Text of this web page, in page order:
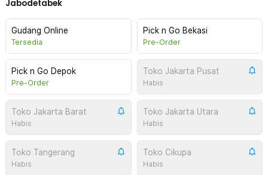
Jabodetabek
Gudang Online
Tersedia
Pick n Go Bekasi
Pre-Order
Pick n Go Depok
Pre-Order
Toko Jakarta Pusat
Habis
Toko Jakarta Barat
Habis
Toko Jakarta Utara
Habis
Toko Tangerang
Habis
Toko Cikupa
Habis